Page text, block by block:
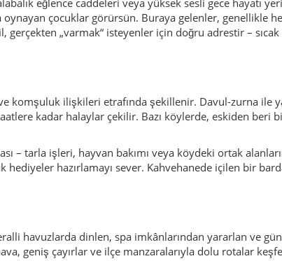
havuzlarda dinlen, spa imkânlarından yararlan ve
ve geleneksel evlerin bulunduğu sokaklarda kısa
alır. Çankırı’dan ilçeye düzenli minibüs seferleri
mümkündür. Yayla ve yüksek bölgeler için özel
belirsiz “özel menüler” dayatırsa, bu genellikle bir
gelsin“) birçok kapıyı açar. Küçük yerleşimlerde